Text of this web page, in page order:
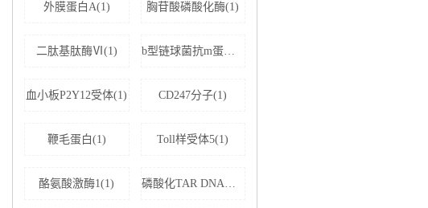
外膜蛋白A(1) 胸苷酸磷酸化酶(1)
二肽基肽酶Ⅵ(1) b型链球菌抗m蛋白抗体(1)
血小板P2Y12受体(1) CD247分子(1)
鞭毛蛋白(1) Toll样受体5(1)
酪氨酸激酶1(1) 磷酸化TAR DNA结合蛋白43(1)